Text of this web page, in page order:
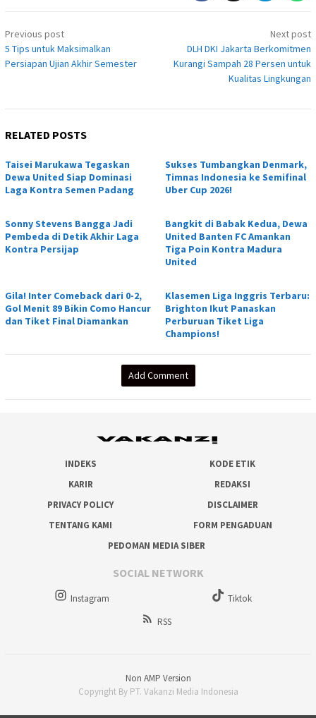
Post
navigation
Previous post
5 Tips untuk Maksimalkan
Persiapan Ujian Akhir Semester
Next post
DLH DKI Jakarta Berkomitmen
Kurangi Sampah 28 Persen untuk
Kualitas Lingkungan
RELATED POSTS
Taisei Marukawa Tegaskan
Dewa United Siap Dominasi
Laga Kontra Semen Padang
Sukses Tumbangkan Denmark,
Timnas Indonesia ke Semifinal
Uber Cup 2026!
Sonny Stevens Bangga Jadi
Pembeda di Detik Akhir Laga
Kontra Persijap
Bangkit di Babak Kedua, Dewa
United Banten FC Amankan
Tiga Poin Kontra Madura
United
Gila! Inter Comeback dari 0-2,
Gol Menit 89 Bikin Como Hancur
dan Tiket Final Diamankan
Klasemen Liga Inggris Terbaru:
Brighton Ikut Panaskan
Perburuan Tiket Liga
Champions!
Add Comment
INDEKS
KODE ETIK
KARIR
REDAKSI
PRIVACY POLICY
DISCLAIMER
TENTANG KAMI
FORM PENGADUAN
PEDOMAN MEDIA SIBER
SOCIAL NETWORK
Instagram
Tiktok
RSS
Non AMP Version
Copyright By PT. Vakanzi Media Indonesia